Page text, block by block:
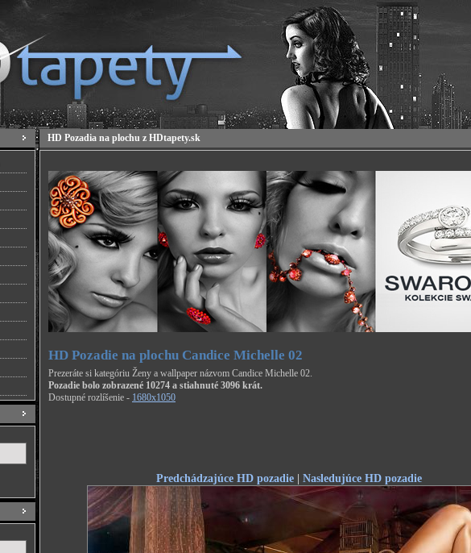
HD Pozadia na plochu z HDtapety.sk
HD Pozadie na plochu Candice Michelle 02
Prezeráte si kategóriu Ženy a wallpaper názvom Candice Michelle 02.
Pozadie bolo zobrazené 10274 a stiahnuté 3096 krát.
Dostupné rozlíšenie - 1680x1050
Predchádzajúce HD pozadie | Nasledujúce HD pozadie